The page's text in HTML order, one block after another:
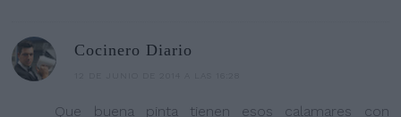
Cocinero Diario
Que buena pinta tienen esos calamares con